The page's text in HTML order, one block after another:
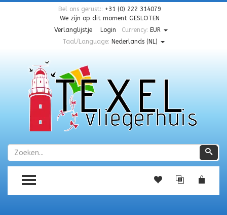
Bel ons gerust:: +31 (0) 222 314079
We zijn op dit moment GESLOTEN
Verlanglijstje
Login Currency: EUR
Taal/Language: Nederlands (NL)
Zoeken
TOGGLE MENU